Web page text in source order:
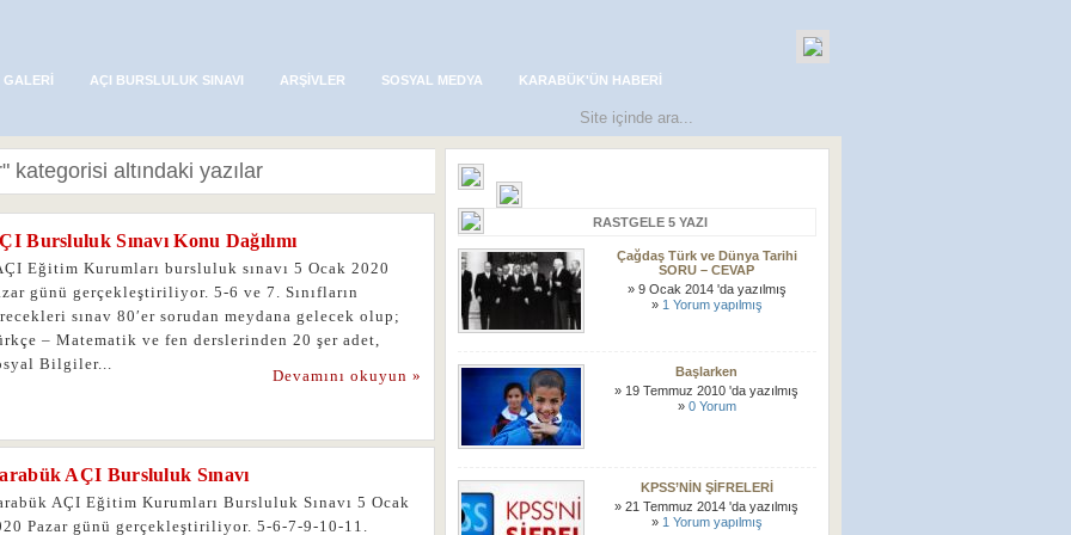
GALERI AÇI BURSLULUK SINAVI ARŞIVLER SOSYAL MEDYA KARABÜK'ÜN HABERI
kategorisi altındaki yazılar
Bursluluk Sınavı Konu Dağılımı
Eğitim Kurumları bursluluk sınavı 5 Ocak 2020
günü gerçekleştiriliyor. 5-6 ve 7. Sınıfların
sınav 80′er sorudan meydana gelecek olup;
– Matematik ve fen derslerinden 20 şer adet,
Bilgiler...
Devamını okuyun »
AÇI Bursluluk Sınavı
AÇI Eğitim Kurumları Bursluluk Sınavı 5 Ocak
Pazar günü gerçekleştiriliyor. 5-6-7-9-10-11.
RASTGELE 5 YAZI
Çağdaş Türk ve Dünya Tarihi
SORU – CEVAP
» 9 Ocak 2014 'da yazılmış
» 1 Yorum yapılmış
Başlarken
» 19 Temmuz 2010 'da yazılmış
» 0 Yorum
KPSS’NİN ŞİFRELERİ
» 21 Temmuz 2014 'da yazılmış
» 1 Yorum yapılmış